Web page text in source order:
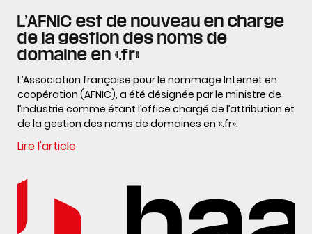
L’AFNIC est de nouveau en charge
de la gestion des noms de
domaine en «.fr»
L’Association française pour le nommage Internet en
coopération (AFNIC), a été désignée par le ministre de
l’industrie comme étant l’office chargé de l’attribution et
de la gestion des noms de domaines en «.fr».
Lire l'article